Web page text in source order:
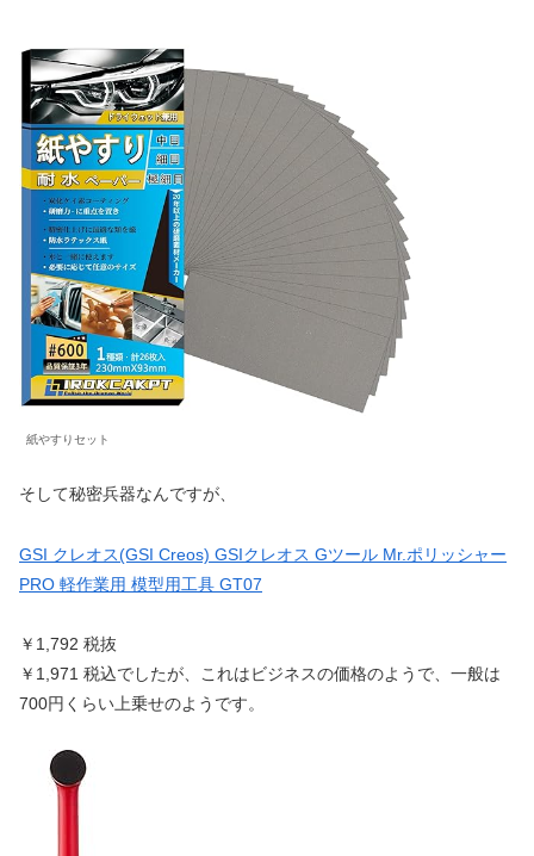
紙やすりセット
そして秘密兵器なんですが、
GSI クレオス(GSI Creos) GSIクレオス Gツール Mr.ポリッシャー
PRO 軽作業用 模型用工具 GT07
￥1,792 税抜
￥1,971 税込でしたが、これはビジネスの価格のようで、一般は
700円くらい上乗せのようです。